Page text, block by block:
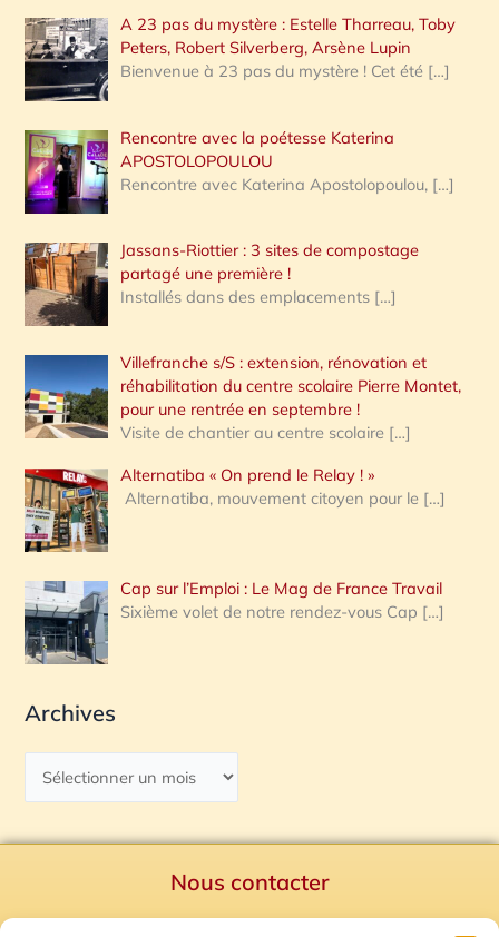
A 23 pas du mystère : Estelle Tharreau, Toby
Peters, Robert Silverberg, Arsène Lupin
Bienvenue à 23 pas du mystère ! Cet été […]
Rencontre avec la poétesse Katerina
APOSTOLOPOULOU
Rencontre avec Katerina Apostolopoulou, […]
Jassans-Riottier : 3 sites de compostage
partagé une première !
Installés dans des emplacements […]
Villefranche s/S : extension, rénovation et
réhabilitation du centre scolaire Pierre Montet,
pour une rentrée en septembre !
Visite de chantier au centre scolaire […]
Alternatiba « On prend le Relay ! »
Alternatiba, mouvement citoyen pour le […]
Cap sur l’Emploi : Le Mag de France Travail
Sixième volet de notre rendez-vous Cap […]
Archives
Nous contacter